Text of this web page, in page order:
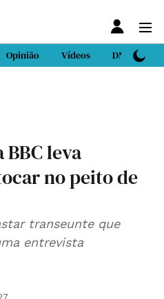
Opinião Vídeos DN Sport
leva
no peito de
transeunte que
entrevista